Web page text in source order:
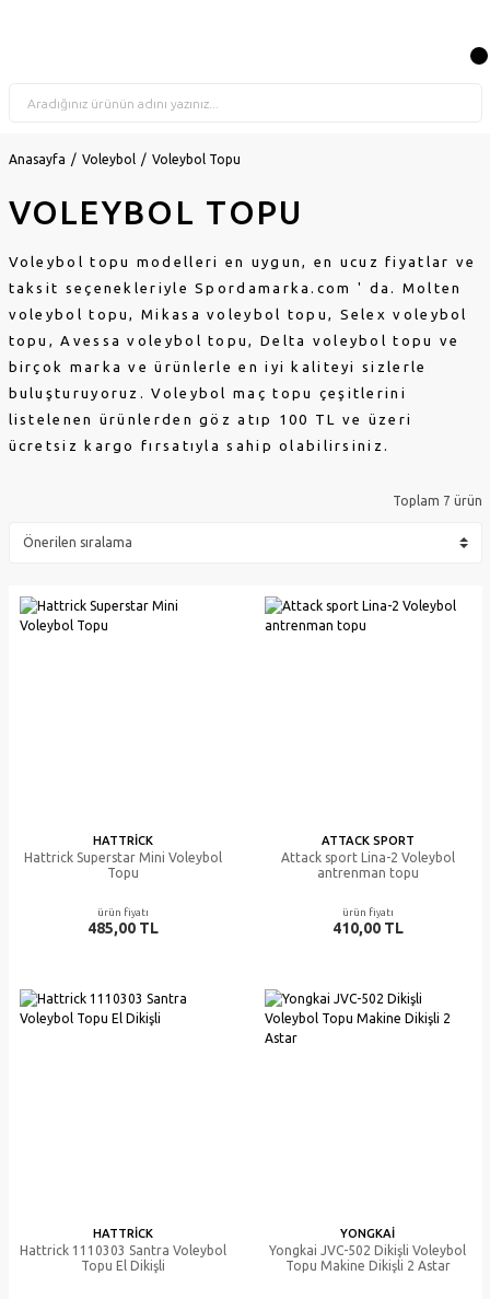
Anasayfa Voleybol Voleybol Topu
VOLEYBOL TOPU
Voleybol topu modelleri en uygun, en ucuzfiyatlar ve
taksit seçenekleriyleSpordamarka.com ' da. Molten
voleybol topu, Mikasa voleybol topu, Selex voleybol
topu, Avessa voleybol topu, Delta voleybol topu ve
birçok marka ve ürünlerle en iyi kaliteyi sizlerle
buluşturuyoruz. Voleybol maç topu çeşitlerini
listelenen ürünlerden göz atıp 100 TL ve üzeri
ücretsiz kargo fırsatıyla sahip olabilirsiniz.
Toplam 7 ürün
HATTRICK
Hattrick Superstar Mini Voleybol
Topu
ürün fiyatı
485,00 TL
ATTACK SPORT
Attack sport Lina-2 Voleybol
antrenman topu
ürün fiyatı
410,00 TL
HATTRICK
Hattrick 1110303 Santra Voleybol
Topu El Dikişli
YONGKAI
Yongkai JVC-502 Dikişli Voleybol
Topu Makine Dikişli 2 Astar